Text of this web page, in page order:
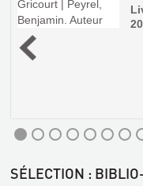
SÉLECTION :